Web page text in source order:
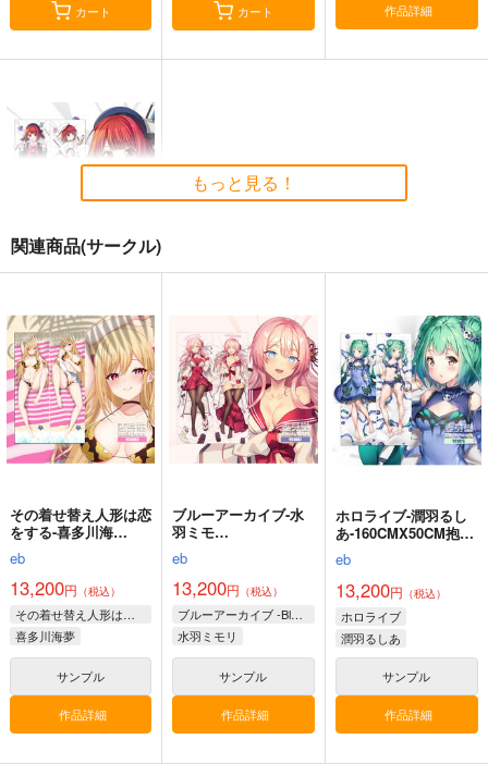
カート カート 作品詳細
な-160x50CM抱き枕
カバー【1211】
eb
13,200円（税込）
【推しの子】
有馬かな
サンプル
もっと見る！
関連商品(サークル)
その着せ替え人形は恋
をする-喜多川海
夢-160CMX50CM抱き
枕カバー【YC1065】
eb
13,200円 （税込）
その着せ替え人形は恋をする
喜多川海夢
サンプル
作品詳細
ブルーアーカイブ-水
羽ミモ
リ-160CMX50CM抱き
枕カバー【YC1067】
eb
13,200円 （税込）
ブルーアーカイブ -Blue Archive-
水羽ミモリ
サンプル
作品詳細
ホロライブ-潤羽るし
あ-160CMX50CM抱き
枕カバー【YC1075】
eb
13,200円 （税込）
ホロライブ
潤羽るしあ
サンプル
作品詳細